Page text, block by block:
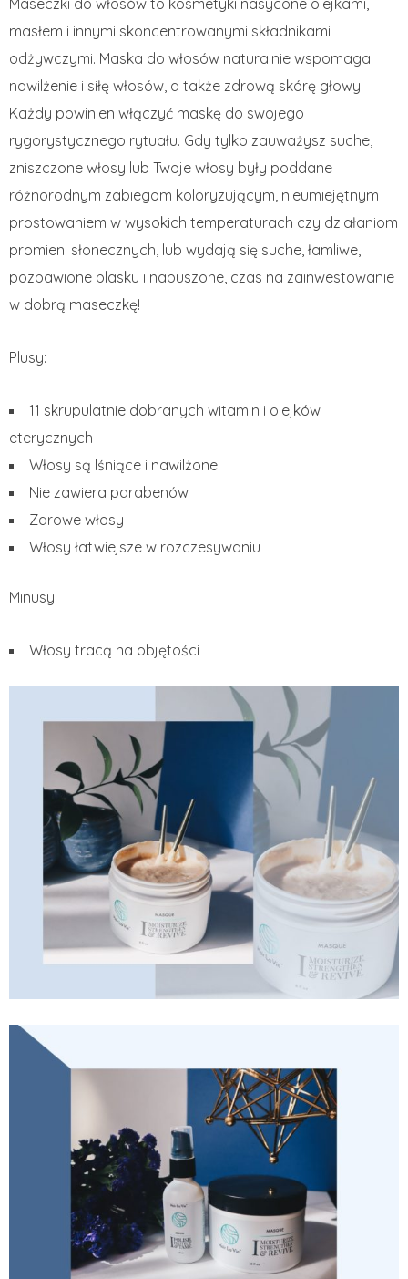
Maseczki do włosów to kosmetyki nasycone olejkami,
masłem i innymi skoncentrowanymi składnikami
odżywczymi. Maska do włosów naturalnie wspomaga
nawilżenie i siłę włosów, a także zdrową skórę głowy.
Każdy powinien włączyć maskę do swojego
rygorystycznego rytuału. Gdy tylko zauważysz suche,
zniszczone włosy lub Twoje włosy były poddane
różnorodnym zabiegom koloryzującym, nieumiejętnym
prostowaniem w wysokich temperaturach czy działaniom
promieni słonecznych, lub wydają się suche, łamliwe,
pozbawione blasku i napuszone, czas na zainwestowanie
w dobrą maseczkę!
Plusy:
11 skrupulatnie dobranych witamin i olejków
eterycznych
Włosy są lśniące i nawilżone
Nie zawiera parabenów
Zdrowe włosy
Włosy łatwiejsze w rozczesywaniu
Minusy:
Włosy tracą na objętości